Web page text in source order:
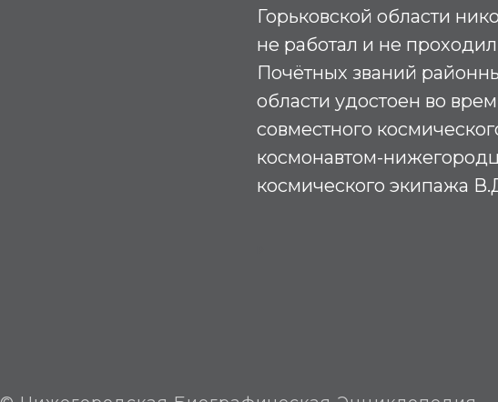
Горьковской области
не работал и не
Почётных званий
области удостоен во
совместного
космонавтом-
космического экипажа